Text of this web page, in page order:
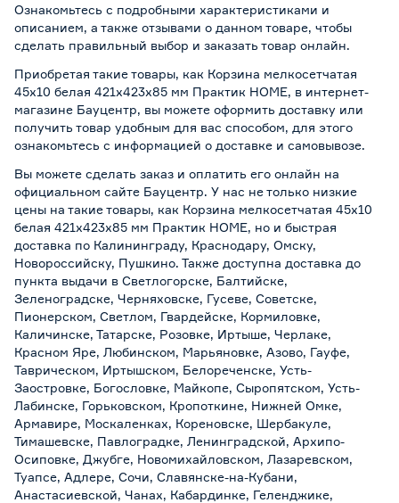
Ознакомьтесь с подробными характеристиками и
описанием, а также отзывами о данном товаре, чтобы
сделать правильный выбор и заказать товар онлайн.
Приобретая такие товары, как Корзина мелкосетчатая
45х10 белая 421x423х85 мм Практик HOME, в интернет-
магазине Бауцентр, вы можете оформить доставку или
получить товар удобным для вас способом, для этого
ознакомьтесь с информацией о доставке и самовывозе.
Вы можете сделать заказ и оплатить его онлайн на
официальном сайте Бауцентр. У нас не только низкие
цены на такие товары, как Корзина мелкосетчатая 45х10
белая 421x423х85 мм Практик HOME, но и быстрая
доставка по Калининграду, Краснодару, Омску,
Новороссийску, Пушкино. Также доступна доставка до
пункта выдачи в Светлогорске, Балтийске,
Зеленоградске, Черняховске, Гусеве, Советске,
Пионерском, Светлом, Гвардейске, Кормиловке,
Каличинске, Татарске, Розовке, Иртыше, Черлаке,
Красном Яре, Любинском, Марьяновке, Азово, Гауфе,
Таврическом, Иртышском, Белореченске, Усть-
Заостровке, Богословке, Майкопе, Сыропятском, Усть-
Лабинске, Горьковском, Кропоткине, Нижней Омке,
Армавире, Москаленках, Кореновске, Шербакуле,
Тимашевске, Павлоградке, Ленинградской, Архипо-
Осиповке, Джубге, Новомихайловском, Лазаревском,
Туапсе, Адлере, Сочи, Славянске-на-Кубани,
Анастасиевской, Чанах, Кабардинке, Геленджике,